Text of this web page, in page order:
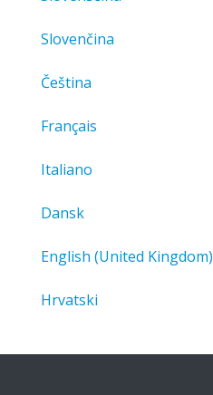
Slovenčina
Čeština
Français
Italiano
Dansk
English (United Kingdom)
Hrvatski